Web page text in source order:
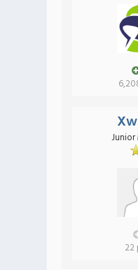
22